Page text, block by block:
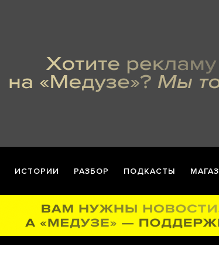
ИСТОРИИ РАЗБОР ПОДКАСТЫ МАГАЗ